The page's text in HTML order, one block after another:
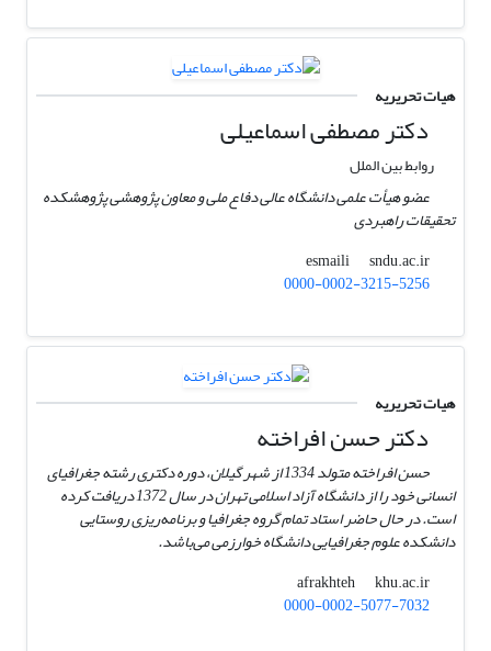
هیات تحریریه
دکتر مصطفی اسماعیلی
روابط بین الملل
عضو هیأت علمی دانشگاه عالی دفاع ملی و معاون پژوهشی پژوهشکده
تحقیقات راهبردی
esmaili
sndu.ac.ir
0000-0002-3215-5256
هیات تحریریه
دکتر حسن افراخته
حسن افراخته متولد 1334 از شهر گیلان، دوره دکتری رشته جغرافیای
انسانی خود را از دانشگاه آزاد اسلامی تهران در سال 1372 دریافت کرده
است. در حال حاضر استاد تمام گروه جغرافیا و برنامه‌ریزی روستایی
دانشکده علوم جغرافیایی دانشگاه خوارزمی می‌باشد.
afrakhteh
khu.ac.ir
0000-0002-5077-7032